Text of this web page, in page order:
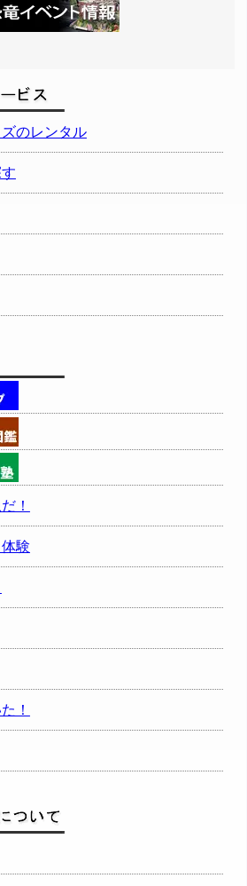
のレンタル
！
験
！